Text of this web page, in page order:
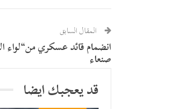
المقال السابق
انضمام قائد عسكري من“لواء
صنعاء
قد يعجبك ايضا